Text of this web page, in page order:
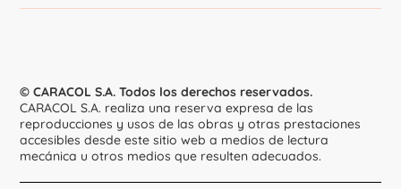
© CARACOL S.A. Todos los derechos reservados.
CARACOL S.A. realiza una reserva expresa de las
reproducciones y usos de las obras y otras prestaciones
accesibles desde este sitio web a medios de lectura
mecánica u otros medios que resulten adecuados.